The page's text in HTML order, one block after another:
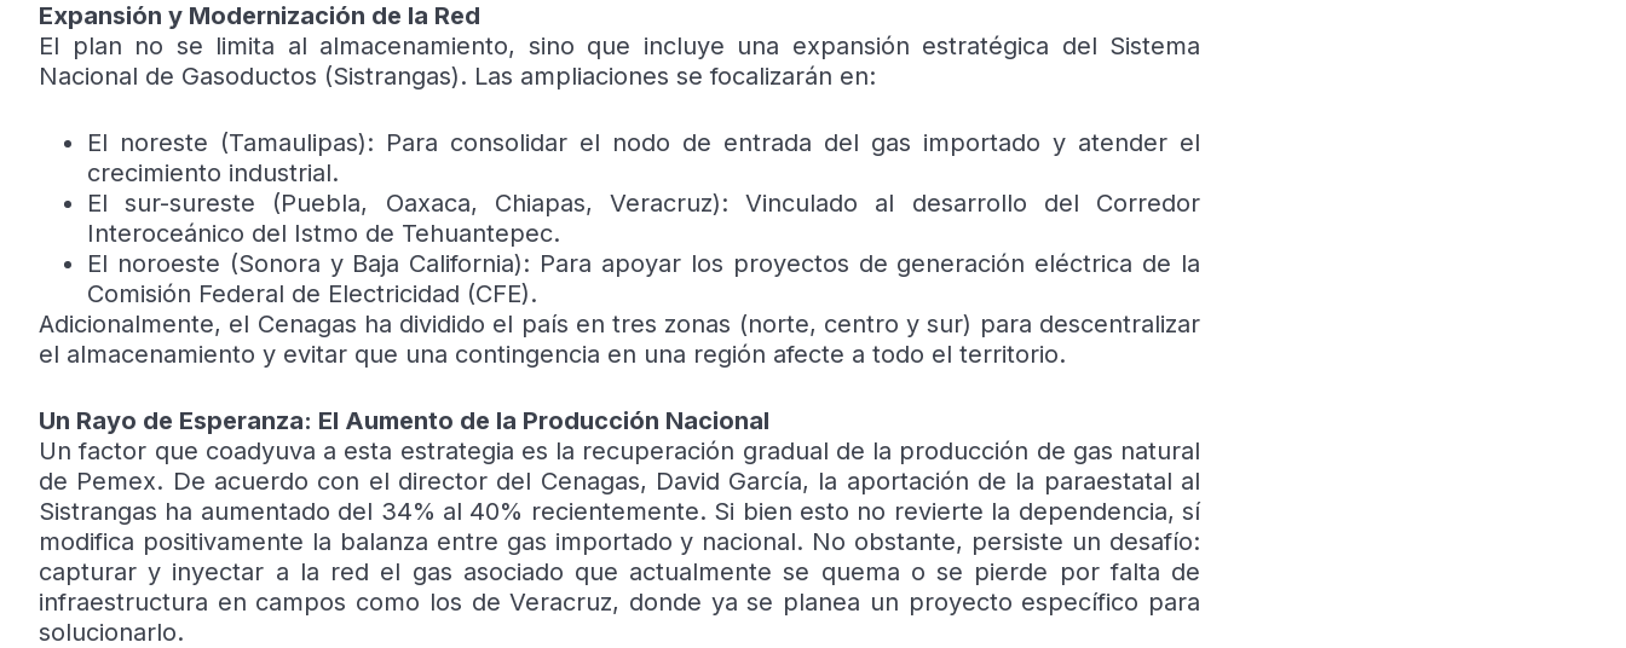
Expansión y Modernización de la Red
El plan no se limita al almacenamiento, sino que incluye una expansión estratégica del Sistema
Nacional de Gasoductos (Sistrangas). Las ampliaciones se focalizarán en:
El noreste (Tamaulipas): Para consolidar el nodo de entrada del gas importado y atender el
crecimiento industrial.
El sur-sureste (Puebla, Oaxaca, Chiapas, Veracruz): Vinculado al desarrollo del Corredor
Interoceánico del Istmo de Tehuantepec.
El noroeste (Sonora y Baja California): Para apoyar los proyectos de generación eléctrica de la
Comisión Federal de Electricidad (CFE).
Adicionalmente, el Cenagas ha dividido el país en tres zonas (norte, centro y sur) para descentralizar
el almacenamiento y evitar que una contingencia en una región afecte a todo el territorio.
Un Rayo de Esperanza: El Aumento de la Producción Nacional
Un factor que coadyuva a esta estrategia es la recuperación gradual de la producción de gas natural
de Pemex. De acuerdo con el director del Cenagas, David García, la aportación de la paraestatal al
Sistrangas ha aumentado del 34% al 40% recientemente. Si bien esto no revierte la dependencia, sí
modifica positivamente la balanza entre gas importado y nacional. No obstante, persiste un desafío:
capturar y inyectar a la red el gas asociado que actualmente se quema o se pierde por falta de
infraestructura en campos como los de Veracruz, donde ya se planea un proyecto específico para
solucionarlo.